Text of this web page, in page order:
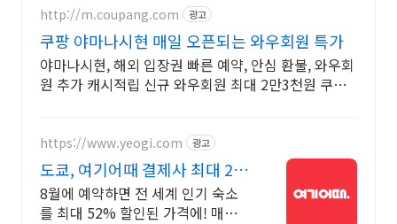
http://m.coupang.com 광고
쿠팡 야마나시현 매일 오픈되는 와우회원 특가
야마나시현, 해외 입장권 빠른 예약, 안심 환불, 와우회
원 추가 캐시적립 신규 와우회원 최대 2만3천원 쿠폰
https://www.yeogi.com 광고
도쿄, 여기어때 결제사 최대 2만
원 추가할인
8월에 예약하면 전 세계 인기 숙소
를 최대 52% 할인된 가격에! 매주